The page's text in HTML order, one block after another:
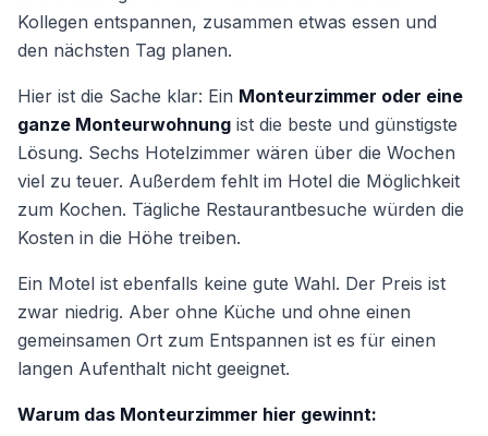
Kollegen entspannen, zusammen etwas essen und
den nächsten Tag planen.
Hier ist die Sache klar: Ein Monteurzimmer oder eine
ganze Monteurwohnung ist die beste und günstigste
Lösung. Sechs Hotelzimmer wären über die Wochen
viel zu teuer. Außerdem fehlt im Hotel die Möglichkeit
zum Kochen. Tägliche Restaurantbesuche würden die
Kosten in die Höhe treiben.
Ein Motel ist ebenfalls keine gute Wahl. Der Preis ist
zwar niedrig. Aber ohne Küche und ohne einen
gemeinsamen Ort zum Entspannen ist es für einen
langen Aufenthalt nicht geeignet.
Warum das Monteurzimmer hier gewinnt: